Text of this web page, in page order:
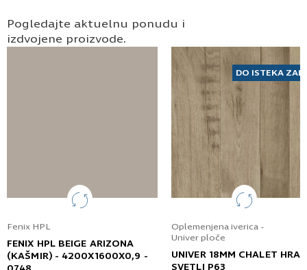
Pogledajte aktuelnu ponudu i
izdvojene proizvode.
Fenix HPL
FENIX HPL BEIGE ARIZONA
(KAŠMIR) - 4200X1600X0,9 -
DO ISTEKA
Oplemenjena iverica -
Univer ploče
UNIVER 18MM CHALET
SVETLI P63